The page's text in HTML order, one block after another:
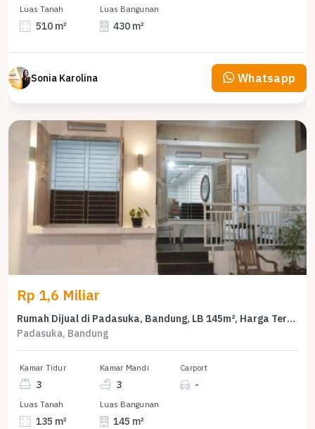
Luas Tanah
510 m²
Luas Bangunan
430 m²
Sonia Karolina Whatsapp
Rp 1,6 Miliar
Rumah Dijual di Padasuka, Bandung, LB 145m², Harga Terbaik!
Padasuka, Bandung
Kamar Tidur
3
Kamar Mandi
3
Carport
-
Luas Tanah
135 m²
Luas Bangunan
145 m²